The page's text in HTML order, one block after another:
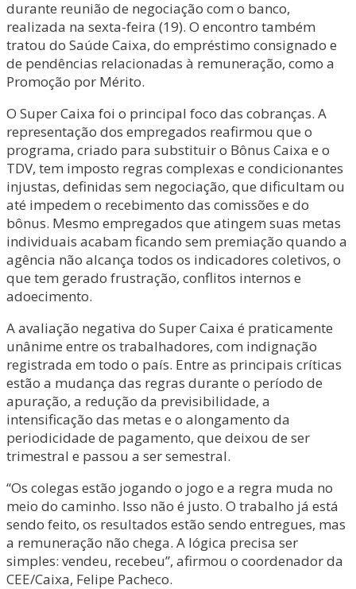
durante reunião de negociação com o banco,
realizada na sexta-feira (19). O encontro também
tratou do Saúde Caixa, do empréstimo consignado e
de pendências relacionadas à remuneração, como a
Promoção por Mérito.
O Super Caixa foi o principal foco das cobranças. A
representação dos empregados reafirmou que o
programa, criado para substituir o Bônus Caixa e o
TDV, tem imposto regras complexas e condicionantes
injustas, definidas sem negociação, que dificultam ou
até impedem o recebimento das comissões e do
bônus. Mesmo empregados que atingem suas metas
individuais acabam ficando sem premiação quando a
agência não alcança todos os indicadores coletivos, o
que tem gerado frustração, conflitos internos e
adoecimento.
A avaliação negativa do Super Caixa é praticamente
unânime entre os trabalhadores, com indignação
registrada em todo o país. Entre as principais críticas
estão a mudança das regras durante o período de
apuração, a redução da previsibilidade, a
intensificação das metas e o alongamento da
periodicidade de pagamento, que deixou de ser
trimestral e passou a ser semestral.
“Os colegas estão jogando o jogo e a regra muda no
meio do caminho. Isso não é justo. O trabalho já está
sendo feito, os resultados estão sendo entregues, mas
a remuneração não chega. A lógica precisa ser
simples: vendeu, recebeu”, afirmou o coordenador da
CEE/Caixa, Felipe Pacheco.